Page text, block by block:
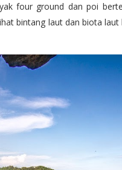
four ground dan poi
bintang laut dan biota